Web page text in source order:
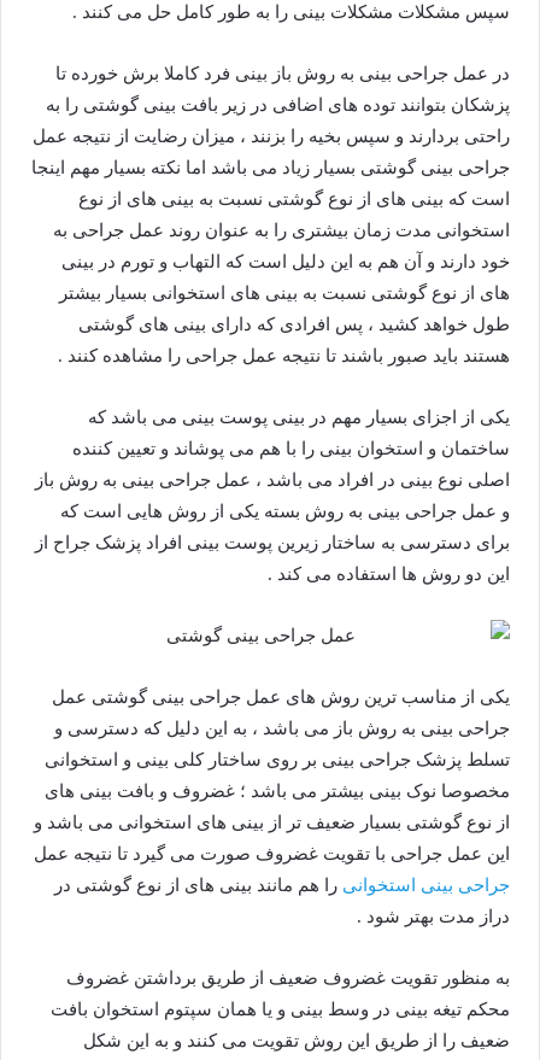
سپس مشکلات مشکلات بینی را به طور کامل حل می کنند .
در عمل جراحی بینی به روش باز بینی فرد کاملا برش خورده تا
پزشکان بتوانند توده های اضافی در زیر بافت بینی گوشتی را به
راحتی بردارند و سپس بخیه را بزنند ، میزان رضایت از نتیجه عمل
جراحی بینی گوشتی بسیار زیاد می باشد اما نکته بسیار مهم اینجا
است که بینی های از نوع گوشتی نسبت به بینی های از نوع
استخوانی مدت زمان بیشتری را به عنوان روند عمل جراحی به
خود دارند و آن هم به این دلیل است که التهاب و تورم در بینی
های از نوع گوشتی نسبت به بینی های استخوانی بسیار بیشتر
طول خواهد کشید ، پس افرادی که دارای بینی های گوشتی
هستند باید صبور باشند تا نتیجه عمل جراحی را مشاهده کنند .
یکی از اجزای بسیار مهم در بینی پوست بینی می باشد که
ساختمان و استخوان بینی را با هم می پوشاند و تعیین کننده
اصلی نوع بینی در افراد می باشد ، عمل جراحی بینی به روش باز
و عمل جراحی بینی به روش بسته یکی از روش هایی است که
برای دسترسی به ساختار زیرین پوست بینی افراد پزشک جراح از
این دو روش ها استفاده می کند .
یکی از مناسب ترین روش های عمل جراحی بینی گوشتی عمل
جراحی بینی به روش باز می باشد ، به این دلیل که دسترسی و
تسلط پزشک جراحی بینی بر روی ساختار کلی بینی و استخوانی
مخصوصا نوک بینی بیشتر می باشد ؛ غضروف و بافت بینی های
از نوع گوشتی بسیار ضعیف تر از بینی های استخوانی می باشد و
این عمل جراحی با تقویت غضروف صورت می گیرد تا نتیجه عمل
جراحی بینی استخوانی را هم مانند بینی های از نوع گوشتی در
دراز مدت بهتر شود .
به منظور تقویت غضروف ضعیف از طریق برداشتن غضروف
محکم تیغه بینی در وسط بینی و یا همان سپتوم استخوان بافت
ضعیف را از طریق این روش تقویت می کنند و به این شکل